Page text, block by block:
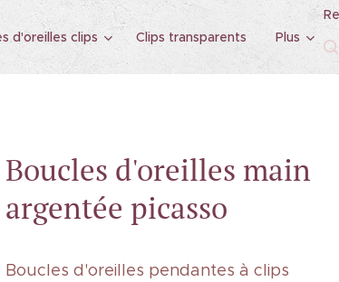
d'oreilles clips Clips transparents Plus
Boucles d'oreilles main
argentée picasso
Boucles d'oreilles pendantes à clips